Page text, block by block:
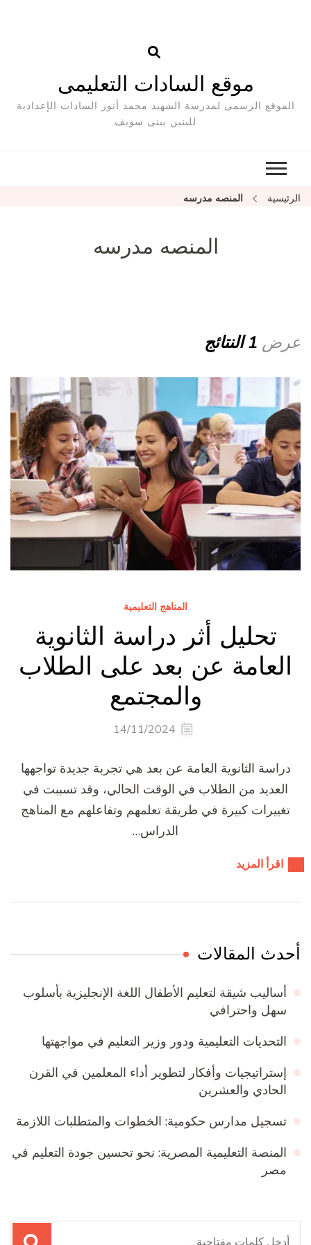
موقع السادات التعليمى
الموقع الرسمى لمدرسة الشهيد محمد أنور السادات الإعدادية
للبنين ببنى سويف
الرئيسية المنصه مدرسه
المنصه مدرسه
عرض 1 النتائج
المناهج التعليمية
تحليل أثر دراسة الثانوية
العامة عن بعد على الطلاب
والمجتمع
14/11/2024
دراسة الثانوية العامة عن بعد هي تجربة جديدة تواجهها
العديد من الطلاب في الوقت الحالي، وقد تسببت في
تغييرات كبيرة في طريقة تعلمهم وتفاعلهم مع المناهج
الدراس…
اقرأ المزيد
أحدث المقالات
أساليب شيقة لتعليم الأطفال اللغة الإنجليزية بأسلوب
سهل واحترافي
التحديات التعليمية ودور وزير التعليم في مواجهتها
إستراتيجيات وأفكار لتطوير أداء المعلمين في القرن
الحادي والعشرين
تسجيل مدارس حكومية: الخطوات والمتطلبات اللازمة
المنصة التعليمية المصرية: نحو تحسين جودة التعليم في
مصر
البحث